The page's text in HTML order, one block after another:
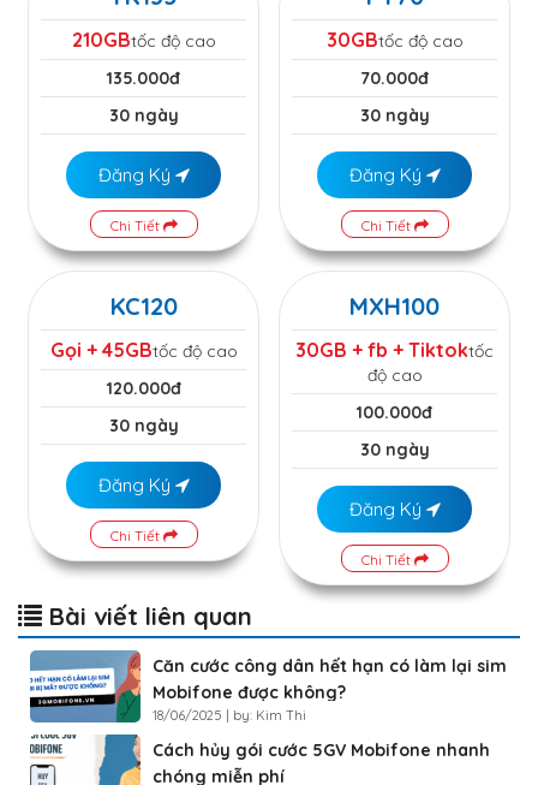
210GBtốc độ cao
135.000đ
30 ngày
Đăng Ký
Chi Tiết
30GBtốc độ cao
70.000đ
30 ngày
Đăng Ký
Chi Tiết
KC120
Gọi + 45GBtốc độ cao
120.000đ
30 ngày
Đăng Ký
Chi Tiết
MXH100
30GB + fb + Tiktoktốc
độ cao
100.000đ
30 ngày
Đăng Ký
Chi Tiết
Bài viết liên quan
Căn cước công dân hết hạn có làm lại sim
Mobifone được không?
18/06/2025 | by: Kim Thi
Cách hủy gói cước 5GV Mobifone nhanh
chóng miễn phí